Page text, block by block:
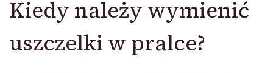
Kiedy należy wymienić
uszczelki w pralce?